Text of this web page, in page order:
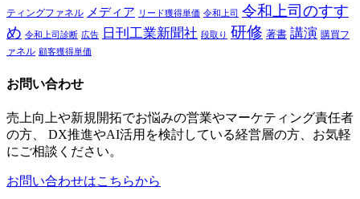
ティングファネル メディア リード獲得単価 令和上司 令和上司のすす
め 令和上司診断 広告 日刊工業新聞社 段取り 研修 著書 講演 購買フ
ァネル 顧客獲得単価
お問い合わせ
売上向上や新規開拓でお悩みの営業やマーケティング責任者
の方、 DX推進やAI活用を検討している経営層の方、お気軽
にご相談ください。
お問い合わせはこちらから